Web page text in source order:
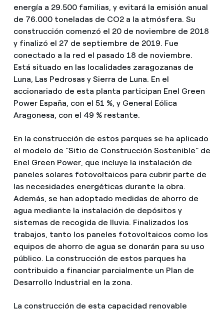
energía a 29.500 familias, y evitará la emisión anual
de 76.000 toneladas de CO2 a la atmósfera. Su
construcción comenzó el 20 de noviembre de 2018
y finalizó el 27 de septiembre de 2019. Fue
conectado a la red el pasado 18 de noviembre.
Está situado en las localidades zaragozanas de
Luna, Las Pedrosas y Sierra de Luna. En el
accionariado de esta planta participan Enel Green
Power España, con el 51 %, y General Eólica
Aragonesa, con el 49 % restante.
En la construcción de estos parques se ha aplicado
el modelo de "Sitio de Construcción Sostenible" de
Enel Green Power, que incluye la instalación de
paneles solares fotovoltaicos para cubrir parte de
las necesidades energéticas durante la obra.
Además, se han adoptado medidas de ahorro de
agua mediante la instalación de depósitos y
sistemas de recogida de lluvia. Finalizados los
trabajos, tanto los paneles fotovoltaicos como los
equipos de ahorro de agua se donarán para su uso
público. La construcción de estos parques ha
contribuido a financiar parcialmente un Plan de
Desarrollo Industrial en la zona.
La construcción de esta capacidad renovable